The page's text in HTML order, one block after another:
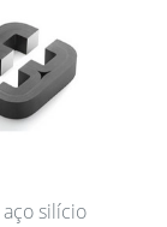
silício